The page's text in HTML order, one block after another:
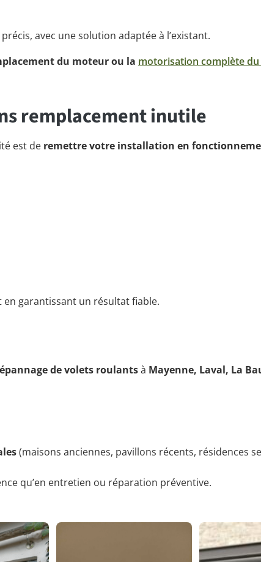
avec une solution adaptée à l’existant.
du moteur ou la motorisation complète
remplacement inutile
est de remettre votre installation en
garantissant un résultat fiable.
de volets roulantsà Mayenne, Laval, La
(maisons anciennes, pavillons récents, résidences
qu’en entretien ou réparation préventive.